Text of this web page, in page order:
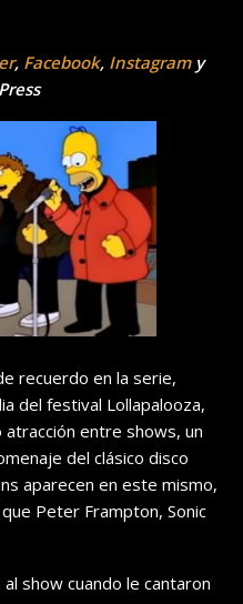
, Facebook, Instagramy
recuerdo en la serie,
del festival Lollapalooza,
entre shows, un
del clásico disco
aparecen en este mismo,
Peter Frampton, Sonic
show cuando le cantaron